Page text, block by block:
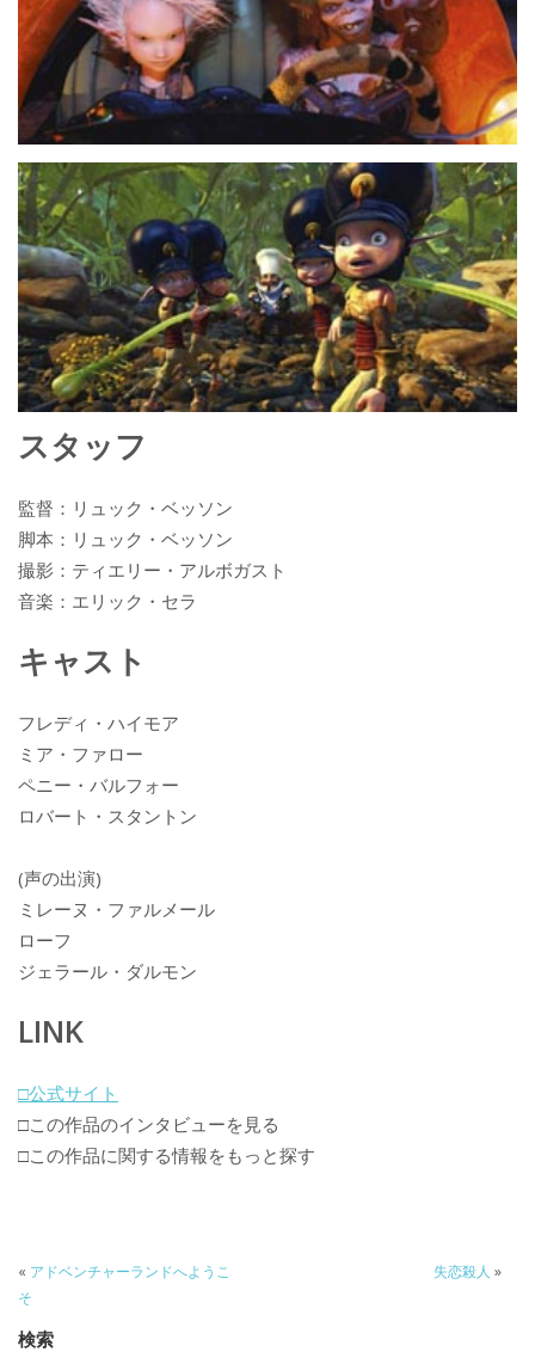
スタッフ
監督：リュック・ベッソン
脚本：リュック・ベッソン
撮影：ティエリー・アルボガスト
音楽：エリック・セラ
キャスト
フレディ・ハイモア
ミア・ファロー
ペニー・バルフォー
ロバート・スタントン
(声の出演)
ミレーヌ・ファルメール
ローフ
ジェラール・ダルモン
LINK
□公式サイト
□この作品のインタビューを見る
□この作品に関する情報をもっと探す
« アドベンチャーランドへようこ
そ
失恋殺人 »
検索